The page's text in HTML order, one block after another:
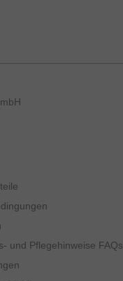
und Pflegehinweise FAQs